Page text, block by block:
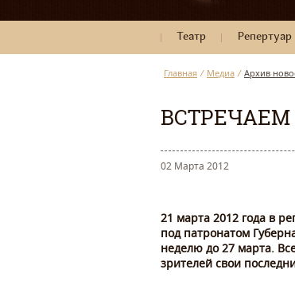
Театр Репертуар
Главная / Медиа / Архив
ВСТРЕЧАЕМ
02 Марта 2012
21 марта 2012 года в
под патронатом
неделю до 27 марта.
зрителей свои